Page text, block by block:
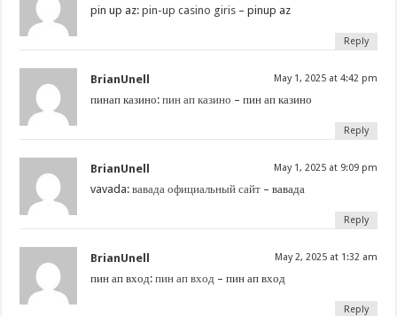
pin up az:pin-up casino giris – pinup az
Reply
BrianUnell May 1, 2025 at 4:42 pm
пинап казино:пин ап казино – пин ап казино
Reply
BrianUnell May 1, 2025 at 9:09 pm
vavada:вавада официальный сайт – вавада
Reply
BrianUnell May 2, 2025 at 1:32 am
пин ап вход:пин ап вход – пин ап вход
Reply